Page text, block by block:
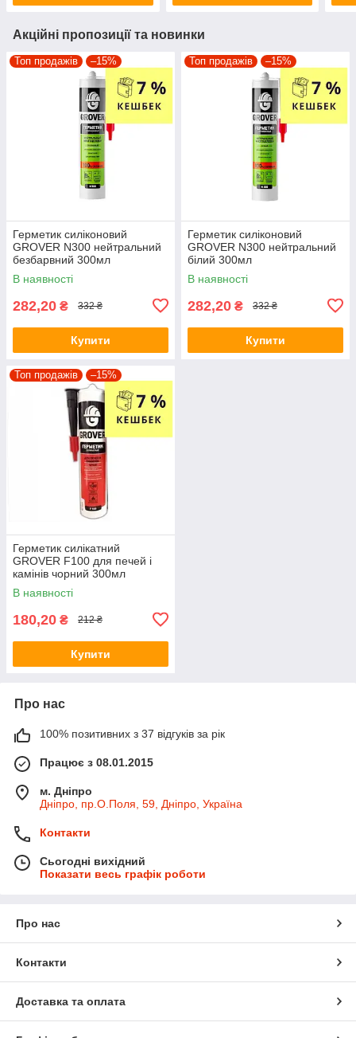
Акційні пропозиції та новинки
Топ продажів –15%
Герметик силіконовий
GROVER N300 нейтральний
безбарвний 300мл
В наявності
282,20 ₴ 332 ₴
Купити
Топ продажів –15%
Герметик силіконовий
GROVER N300 нейтральний
білий 300мл
В наявності
282,20 ₴ 332 ₴
Купити
Топ продажів –15%
Герметик силікатний
GROVER F100 для печей і
камінів чорний 300мл
В наявності
180,20 ₴ 212 ₴
Купити
Про нас
100% позитивних з 37 відгуків за рік
Працює з 08.01.2015
м. Дніпро
Дніпро, пр.О.Поля, 59, Дніпро, Україна
Контакти
Сьогодні вихідний
Показати весь графік роботи
Про нас
Контакти
Доставка та оплата